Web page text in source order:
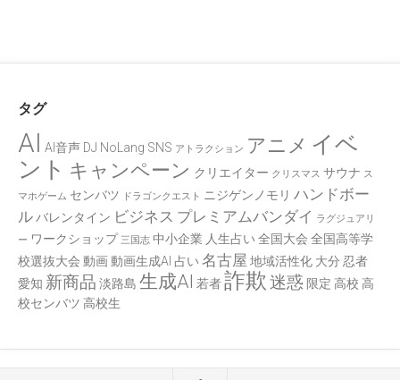
タグ
AI AI音声 DJ NoLang SNS アトラクション アニメ イベ
ント キャンペーン クリエイター クリスマス サウナ ス
マホゲーム センバツ ドラゴンクエスト ニジゲンノモリ ハンドボー
ルバレンタイン ビジネス プレミアムバンダイ ラグジュアリ
ー ワークショップ 三国志 中小企業 人生占い 全国大会 全国高等学
校選抜大会 動画動画生成AI 占い 名古屋 地域活性化 大分 忍者
愛知 新商品 淡路島 生成AI 若者詐欺 迷惑 限定 高校 高
校センバツ 高校生